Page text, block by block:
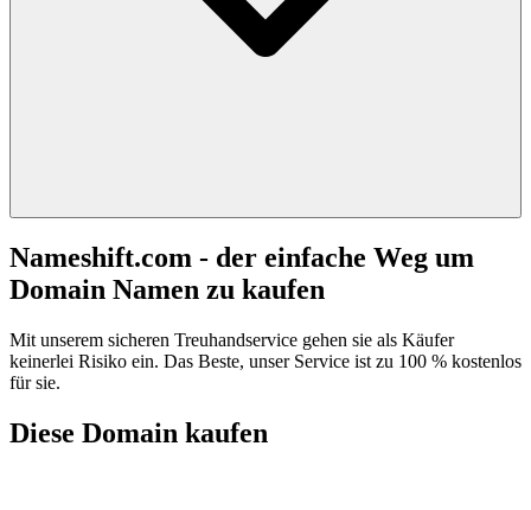
Nameshift.com - der einfache Weg um
Domain Namen zu kaufen
Mit unserem sicheren Treuhandservice gehen sie als Käufer
keinerlei Risiko ein. Das Beste, unser Service ist zu 100 % kostenlos
für sie.
Diese Domain kaufen